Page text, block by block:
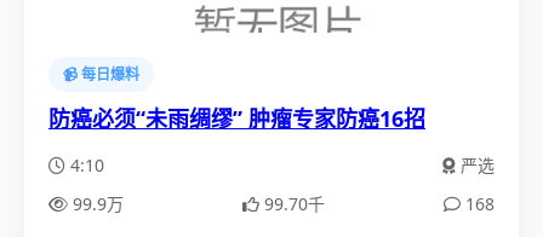
📹 每日爆料
防癌必须“未雨绸缪” 肿瘤专家防癌16招
4:10
严选
99.9万
99.70千 168